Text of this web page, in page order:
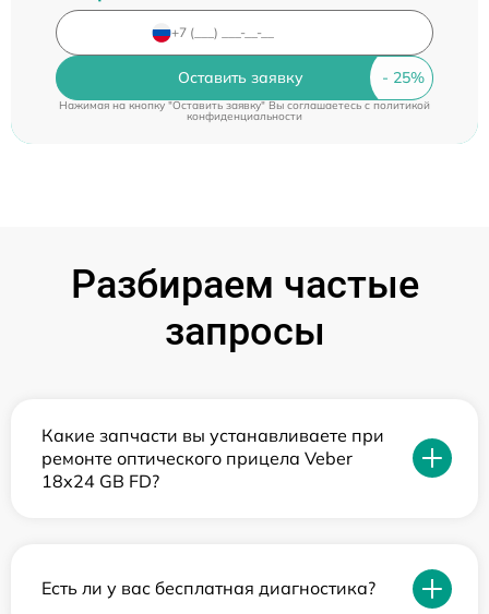
Оставить заявку
Нажимая на кнопку "Оставить заявку" Вы соглашаетесь cполитикой
конфиденциальности
Разбираем частые
запросы
Какие запчасти вы устанавливаете при
ремонте оптического прицела Veber
18x24 GB FD?
Есть ли у вас бесплатная диагностика?